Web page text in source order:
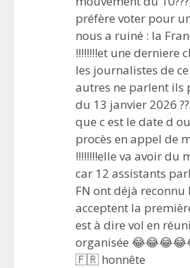
préfère voter pour
nous a ruiné : la
!!!!!!!!et une derniere
les journalistes de
autres ne parlent ils
du 13 janvier 2026
que c est le date d
procès en appel de
!!!!!!!!elle va avoir du
car 12 assistants
FN ont déjà reconnu
acceptent la
est à dire vol en
organisée
🇫🇷 honnête